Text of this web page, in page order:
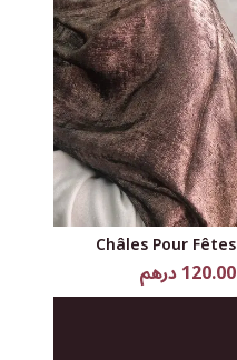
Châles Pour Fêtes
120.00 درهم